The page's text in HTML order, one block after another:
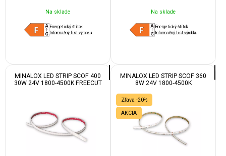
Na sklade
Energetický štítok
Informačný list výrobku
Na sklade
Energetický štítok
Informačný list výrobku
MINALOX LED STRIP SCOF 400
30W 24V 1800-4500K FREECUT
MINALOX LED STRIP SCOF 360
8W 24V 1800-4500K
Zľava -20%
AKCIA